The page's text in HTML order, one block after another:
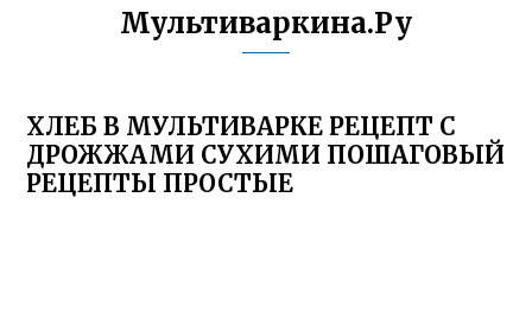
Мультиваркина.Ру
ХЛЕБ В МУЛЬТИВАРКЕ РЕЦЕПТ С
ДРОЖЖАМИ СУХИМИ ПОШАГОВЫЙ
РЕЦЕПТЫ ПРОСТЫЕ